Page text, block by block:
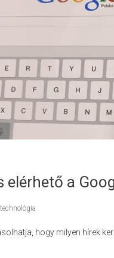
elérhető a
technológia
hogy milyen hírek